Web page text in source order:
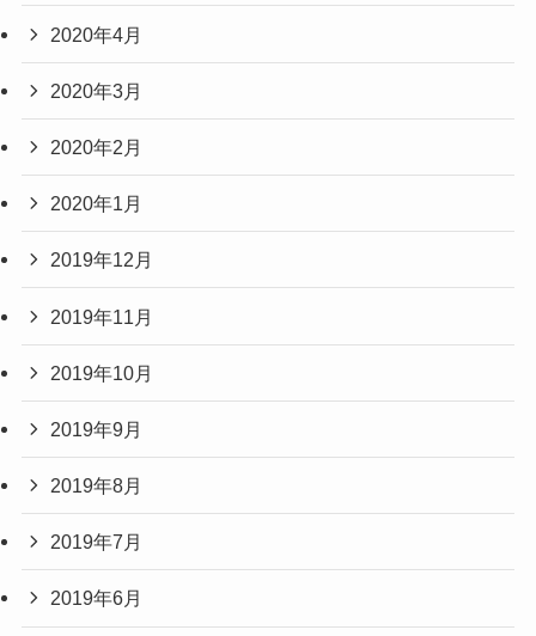
2020年4月
2020年3月
2020年2月
2020年1月
2019年12月
2019年11月
2019年10月
2019年9月
2019年8月
2019年7月
2019年6月